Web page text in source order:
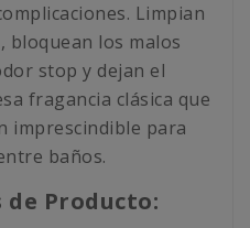
Limpian
bloquean los malos
stop y dejan el
fragancia clásica que
imprescindible para
baños.
de Producto: